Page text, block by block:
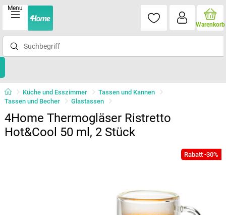
Menu
Warenkorb
Küche und Esszimmer
Tassen und Kannen
Tassen und Becher
Glastassen
4Home Thermogläser Ristretto
Hot&Cool 50 ml, 2 Stück
Rabatt -30%